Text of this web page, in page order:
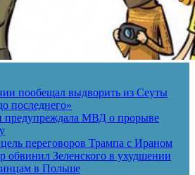
пообещал выдворить из Сеуты
последнего»
предупреждала МВД о прорыве
переговоров Трампа с Ираном
обвинил Зеленского в ухудшении
в Польше